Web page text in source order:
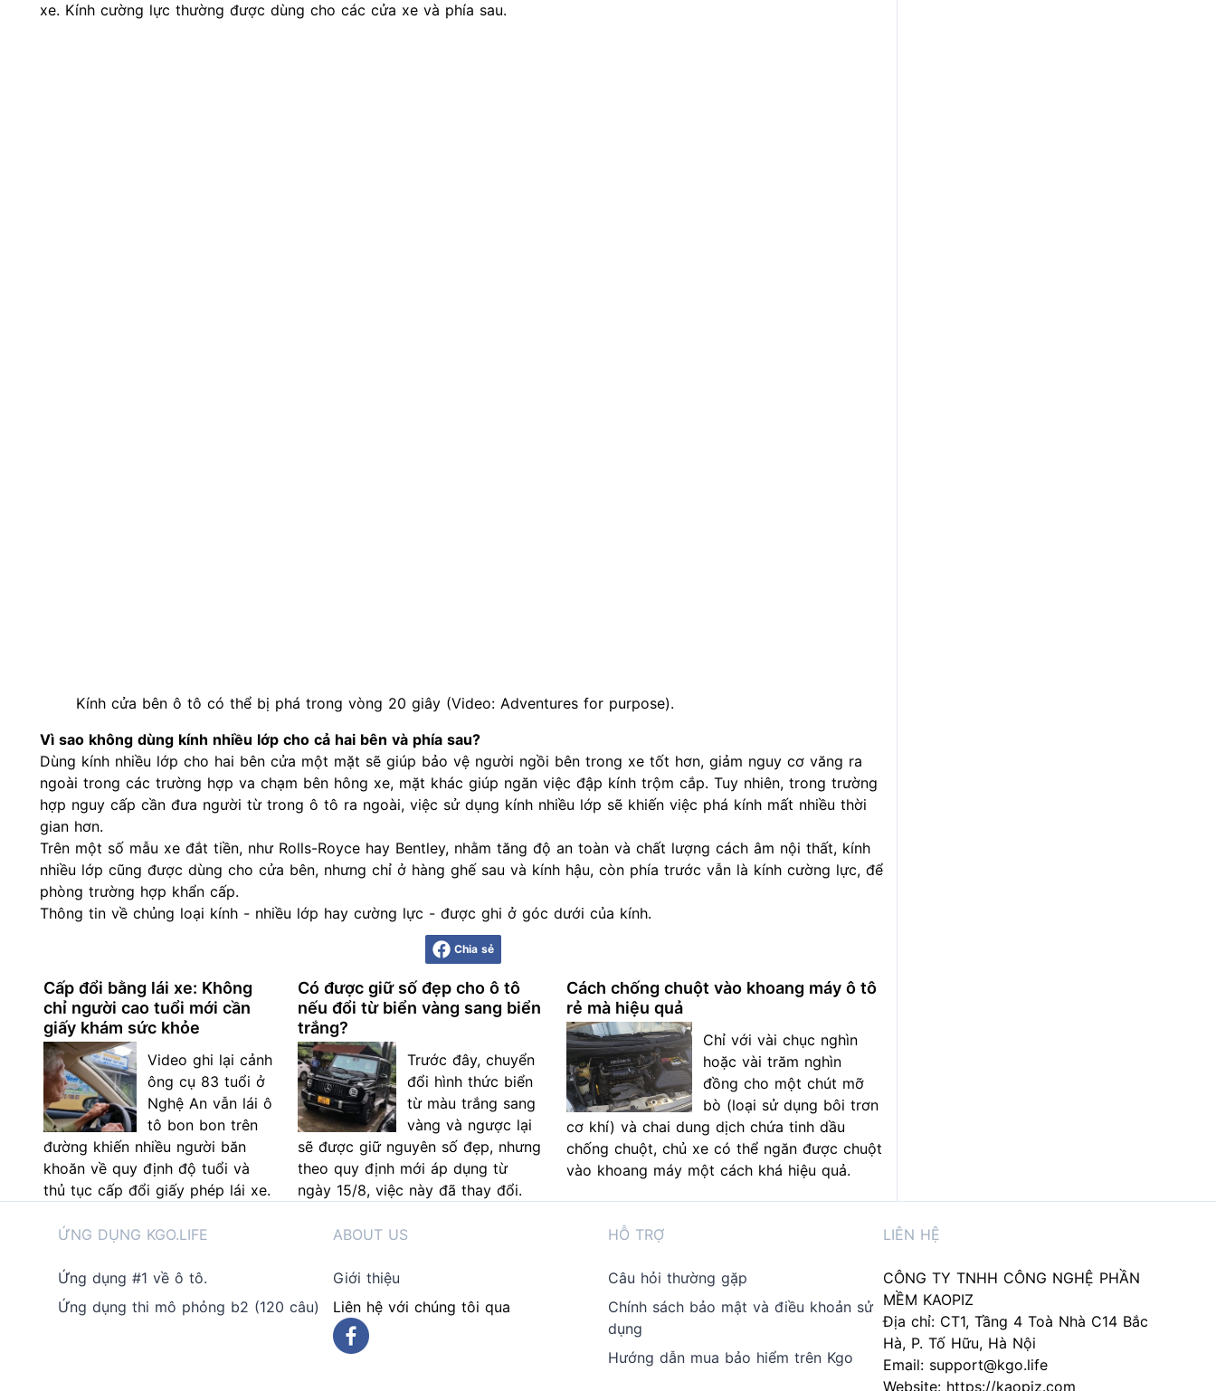
xe. Kính cường lực thường được dùng cho các cửa xe và phía sau.
Kính cửa bên ô tô có thể bị phá trong vòng 20 giây (Video: Adventures for purpose).
Vì sao không dùng kính nhiều lớp cho cả hai bên và phía sau?
Dùng kính nhiều lớp cho hai bên cửa một mặt sẽ giúp bảo vệ người ngồi bên trong xe tốt hơn, giảm nguy cơ văng ra
ngoài trong các trường hợp va chạm bên hông xe, mặt khác giúp ngăn việc đập kính trộm cắp. Tuy nhiên, trong trường
hợp nguy cấp cần đưa người từ trong ô tô ra ngoài, việc sử dụng kính nhiều lớp sẽ khiến việc phá kính mất nhiều thời
gian hơn.
Trên một số mẫu xe đắt tiền, như Rolls-Royce hay Bentley, nhằm tăng độ an toàn và chất lượng cách âm nội thất, kính
nhiều lớp cũng được dùng cho cửa bên, nhưng chỉ ở hàng ghế sau và kính hậu, còn phía trước vẫn là kính cường lực, để
phòng trường hợp khẩn cấp.
Thông tin về chủng loại kính - nhiều lớp hay cường lực - được ghi ở góc dưới của kính.
Chia sẻ
Cấp đổi bằng lái xe: Không
chỉ người cao tuổi mới cần
giấy khám sức khỏe
Video ghi lại cảnh
ông cụ 83 tuổi ở
Nghệ An vẫn lái ô
tô bon bon trên
đường khiến nhiều người băn
khoăn về quy định độ tuổi và
thủ tục cấp đổi giấy phép lái xe.
Có được giữ số đẹp cho ô tô
nếu đổi từ biển vàng sang biển
trắng?
Trước đây, chuyển
đổi hình thức biển
từ màu trắng sang
vàng và ngược lại
sẽ được giữ nguyên số đẹp, nhưng
theo quy định mới áp dụng từ
ngày 15/8, việc này đã thay đổi.
Cách chống chuột vào khoang máy ô tô
rẻ mà hiệu quả
Chỉ với vài chục nghìn
hoặc vài trăm nghìn
đồng cho một chút mỡ
bò (loại sử dụng bôi trơn
cơ khí) và chai dung dịch chứa tinh dầu
chống chuột, chủ xe có thể ngăn được chuột
vào khoang máy một cách khá hiệu quả.
ỨNG DỤNG KGO.LIFE
Ứng dụng #1 về ô tô.
Ứng dụng thi mô phỏng b2 (120 câu)
ABOUT US
Giới thiệu
Liên hệ với chúng tôi qua
HỖ TRỢ
Câu hỏi thường gặp
Chính sách bảo mật và điều khoản sử
dụng
Hướng dẫn mua bảo hiểm trên Kgo
LIÊN HỆ
CÔNG TY TNHH CÔNG NGHỆ PHẦN
MỀM KAOPIZ
Địa chỉ: CT1, Tầng 4 Toà Nhà C14 Bắc
Hà, P. Tố Hữu, Hà Nội
Email: support@kgo.life
Website: https://kaopiz.com